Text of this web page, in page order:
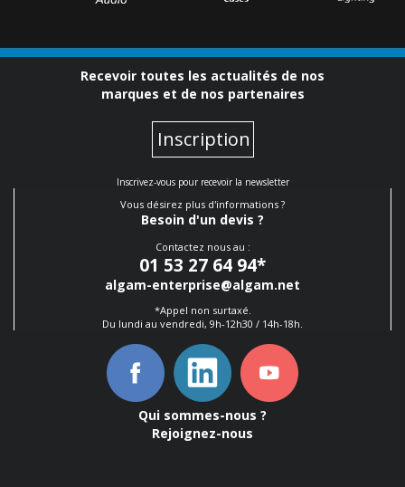
Recevoir toutes les actualités de nos
marques et de nos partenaires
Inscription
Inscrivez-vous pour recevoir la newsletter
Vous désirez plus d'informations ?
Besoin d'un devis ?
Contactez nous au :
01 53 27 64 94*
algam-enterprise@algam.net
*Appel non surtaxé.
Du lundi au vendredi, 9h-12h30 / 14h-18h.
Qui sommes-nous ?
Rejoignez-nous